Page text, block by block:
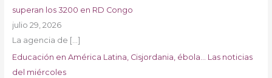
superan los 3200 en RD Congo
julio 29, 2026
La agencia de […]
Educación en América Latina, Cisjordania, ébola… Las noticias
del miércoles